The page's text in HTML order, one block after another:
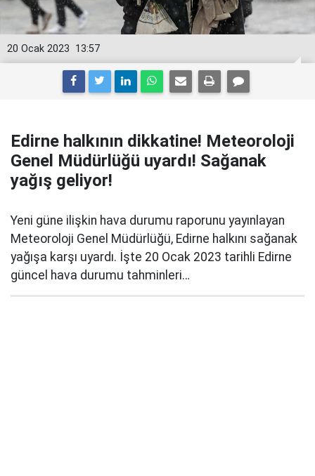
13:57
20 Ocak 2023
Edirne halkının dikkatine! Meteoroloji
Genel Müdürlüğü uyardı! Sağanak
yağış geliyor!
Yeni güne ilişkin hava durumu raporunu yayınlayan
Meteoroloji Genel Müdürlüğü, Edirne halkını sağanak
yağışa karşı uyardı. İşte 20 Ocak 2023 tarihli Edirne
güncel hava durumu tahminleri…